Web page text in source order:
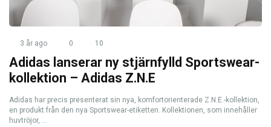
3 år ago 0 10
Adidas lanserar ny stjärnfylld Sportswear-
kollektion – Adidas Z.N.E
Adidas har precis presenterat sin nya, komfortorienterade Z.N.E.-kollektion,
en produkt från den nya Sportswear-etiketten. Kollektionen, som innehåller
huvtröjor, ...